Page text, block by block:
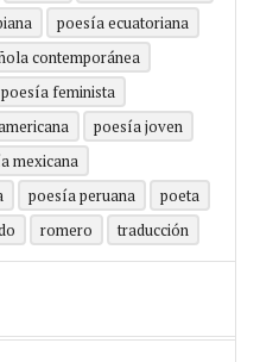
poesía ecuatoriana
contemporánea
poesía feminista
poesía joven
mexicana
poesía peruana
poeta
romero traducción